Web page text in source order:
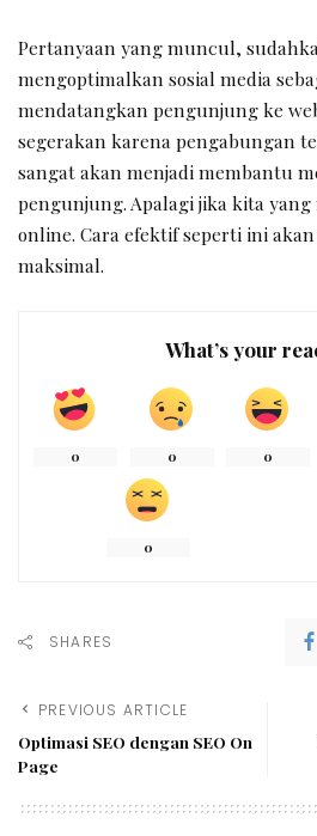
Pertanyaan yang muncul,
mengoptimalkan sosial media
mendatangkan pengunjung ke
segerakan karena pengabungan
sangat akan menjadi membantu
pengunjung. Apalagi jika kita
online. Cara efektif seperti ini
maksimal.
What’s your
0 0 0
0
SHARES
PREVIOUS ARTICLE
Optimasi SEO dengan SEO On
Page